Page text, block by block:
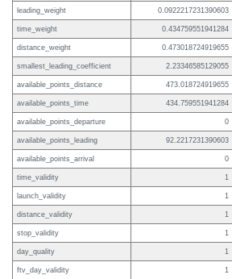
leading_weight 0.0922217231390603
time_weight 0.434759551941284
distance_weight 0.473018724919655
smallest_leading_coefficient 2.23346585129055
available_points_distance 473.018724919655
available_points_time 434.759551941284
available_points_departure 0
available_points_leading 92.2217231390603
available_points_arrival 0
time_validity 1
launch_validity 1
distance_validity 1
stop_validity 1
day_quality 1
ftv_day_validity 1